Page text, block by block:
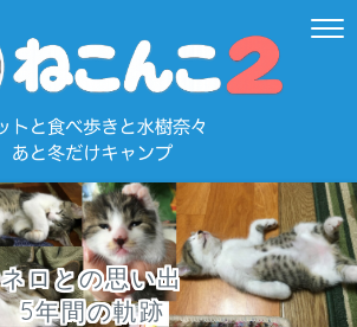
ネロとの思い出
5年間の軌跡